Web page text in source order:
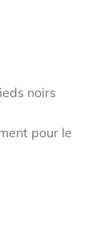
noirs
pour le